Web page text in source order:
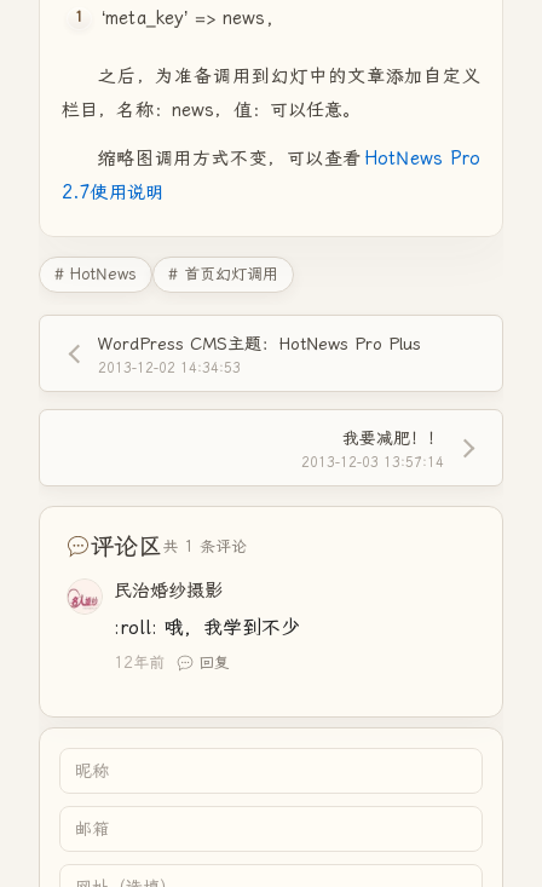
‘meta_key’ => news,
之后，为准备调用到幻灯中的文章添加自定义
栏目，名称：news，值：可以任意。
缩略图调用方式不变，可以查看 HotNews Pro
2.7使用说明
# HotNews # 首页幻灯调用
WordPress CMS主题：HotNews Pro Plus
2013-12-02 14:34:53
我要减肥！！
2013-12-03 13:57:14
评论区共 1 条评论
民治婚纱摄影
:roll: 哦，我学到不少
12年前 回复